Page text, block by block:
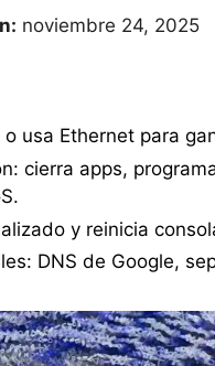
noviembre 24, 2025
o usa Ethernet para
cierra apps,
y reinicia
DNS de Google,